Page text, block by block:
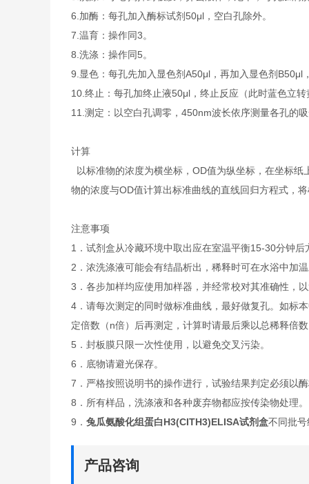
6.加酶：每孔加入酶标试剂50μl，空白孔除外。
7.温育：操作同3。
8.洗涤：操作同5。
9.显色：每孔先加入显色剂A50μl，再加入显色剂
10.终止：每孔加终止液50μl，终止反应（此时蓝色立转
11.测定：以空白孔调零，450nm波长依序测量各孔的
计算
以标准物的浓度为横坐标，OD值为纵坐标，在坐标
物的浓度与OD值计算出标准曲线的直线回归方程式，
注意事项
1．试剂盒从冷藏环境中取出应在室温平衡15-30分钟
2．浓洗涤液可能会有结晶析出，稀释时可在水浴中加
3．各步加样均应使用加样器，并经常校对其准确性，
4．请每次测定的同时做标准曲线，最好做复孔。如标
定倍数（n倍）后再测定，计算时请最后乘以总稀释倍
5．封板膜只限一次性使用，以避免交叉污染。
6．底物请避光保存。
7．严格按照说明书的操作进行，试验结果判定必须以
8．所有样品，洗涤液和各种废弃物都应按传染物处理。
9． 兔瓜氨酸化组蛋白H3(CITH3)ELISA试剂盒不同批
产品咨询